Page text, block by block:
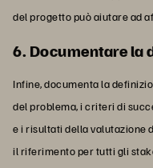
del progetto può aiutare ad
6. Documentare la
Infine, documenta la
del problema, i criteri di
e i risultati della valutazione
il riferimento per tutti gli